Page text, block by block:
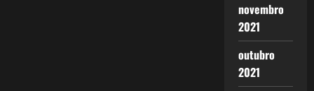
novembro
2021
outubro
2021